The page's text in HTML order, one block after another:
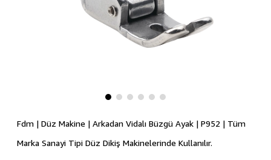
Fdm | Düz Makine | Arkadan Vidalı Büzgü Ayak | P952 | Tüm
Marka Sanayi Tipi Düz Dikiş Makinelerinde Kullanılır.